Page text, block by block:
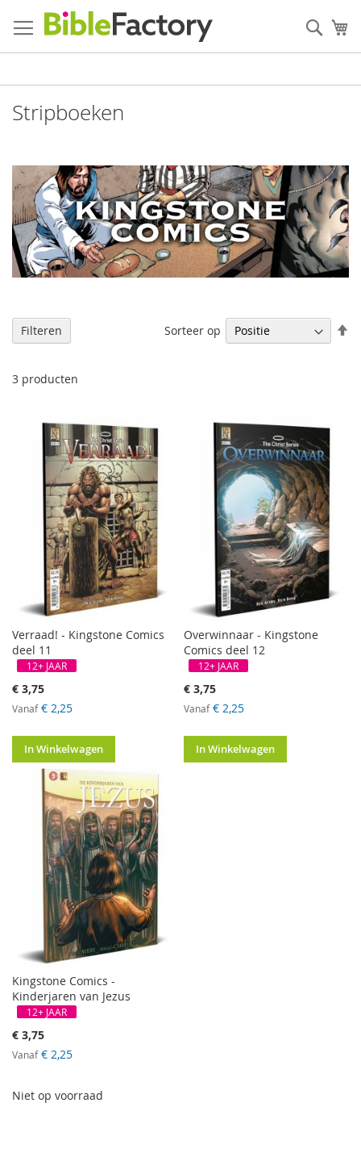
naar
de
inhoud
Zoek
Stripboeken
3 producten
Sorteer op
Verraad! - Kingstone Comics
deel 11
12+ JAAR
€ 3,75
Vanaf € 2,25
In Winkelwagen
Overwinnaar - Kingstone
Comics deel 12
12+ JAAR
€ 3,75
Vanaf € 2,25
In Winkelwagen
Kingstone Comics -
Kinderjaren van Jezus
12+ JAAR
€ 3,75
Vanaf € 2,25
Niet op voorraad
Filteren